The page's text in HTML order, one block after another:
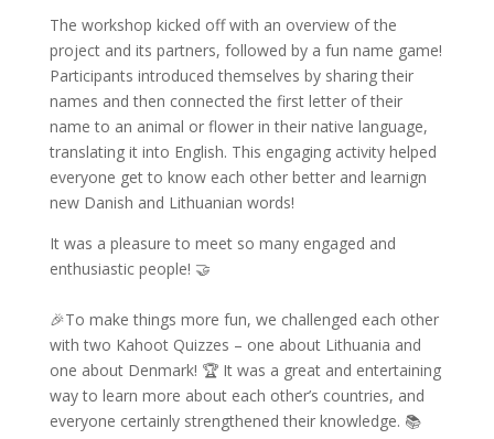
The workshop kicked off with an overview of the
project and its partners, followed by a fun name game!
Participants introduced themselves by sharing their
names and then connected the first letter of their
name to an animal or flower in their native language,
translating it into English. This engaging activity helped
everyone get to know each other better and learnign
new Danish and Lithuanian words!
It was a pleasure to meet so many engaged and
enthusiastic people! 🤝
🎉To make things more fun, we challenged each other
with two Kahoot Quizzes – one about Lithuania and
one about Denmark! 🏆 It was a great and entertaining
way to learn more about each other’s countries, and
everyone certainly strengthened their knowledge. 📚